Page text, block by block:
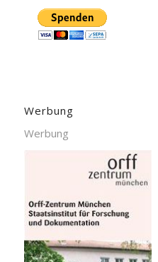
Werbung
Werbung